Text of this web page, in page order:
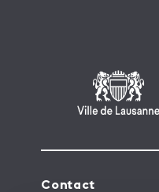
Contact